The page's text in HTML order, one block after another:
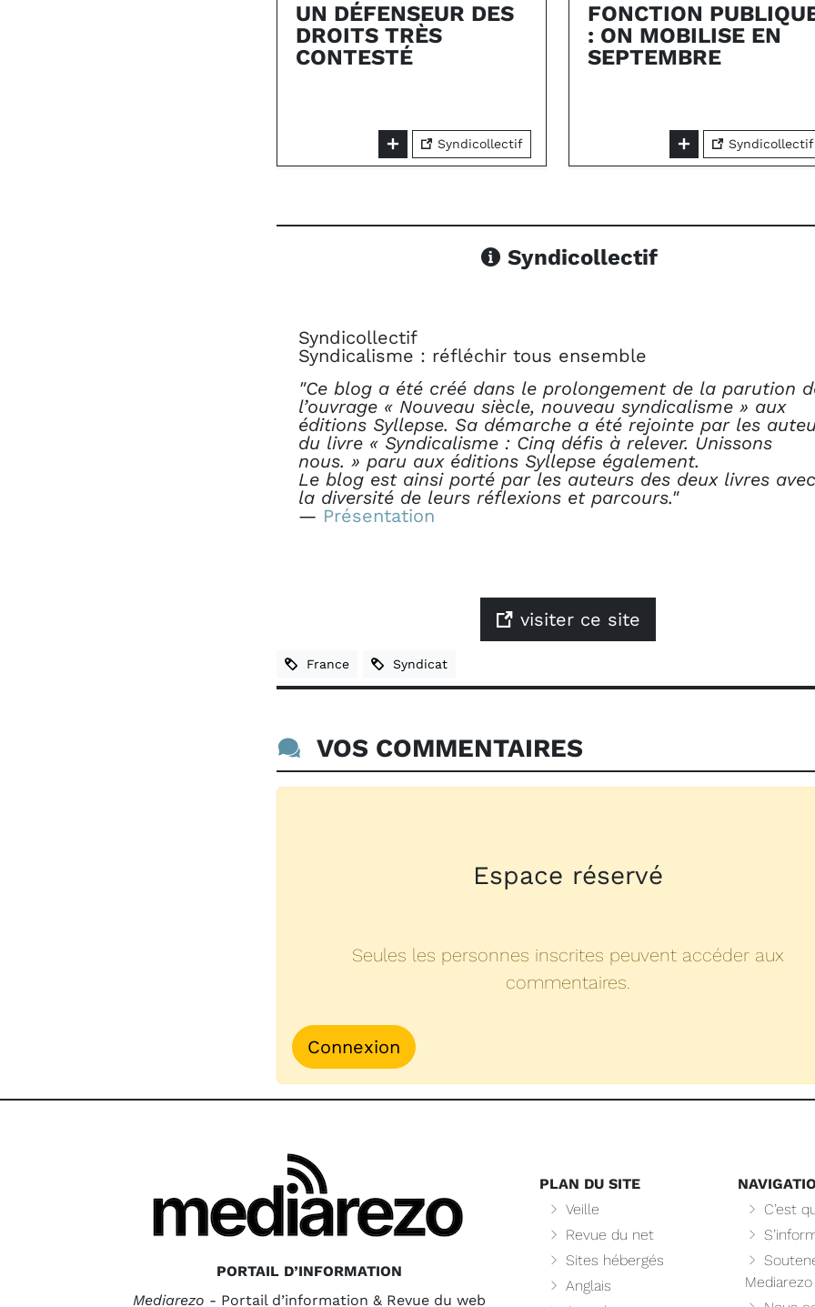
UN DÉFENSEUR DES
DROITS TRÈS
CONTESTÉ
Syndicollectif
FONCTION
: ON MOBILISE EN
SEPTEMBRE
Syndicollectif
Syndicollectif
Syndicollectif
Syndicalisme : réfléchir tous ensemble
"Ce blog a été créé dans le prolongement de la parution
l’ouvrage « Nouveau siècle, nouveau syndicalisme » aux
éditions Syllepse. Sa démarche a été rejointe par les
du livre « Syndicalisme : Cinq défis à relever. Unissons
nous. » paru aux éditions Syllepse également.
Le blog est ainsi porté par les auteurs des deux livres avec
la diversité de leurs réflexions et parcours."
— Présentation
visiter ce site
France Syndicat
VOS COMMENTAIRES
Espace réservé
Seules les personnes inscrites peuvent accéder aux
commentaires.
Connexion
PORTAIL D’INFORMATION
Mediarezo - Portail d’information & Revue du web
PLAN DU SITE
Veille
Revue du net
Sites hébergés
Anglais
C’est
Mediarezo